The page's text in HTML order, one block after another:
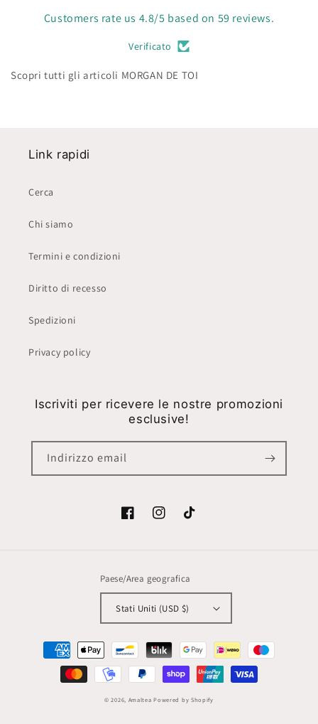
Customers rate us 4.8/5 based on 59 reviews.
Verificato
Scopri tutti gli articoli MORGAN DE TOI
Link rapidi
Cerca
Chi siamo
Termini e condizioni
Diritto di recesso
Spedizioni
Privacy policy
Iscriviti per ricevere le nostre promozioni
esclusive!
Indirizzo email
FacebookInstagramTikTok
Paese/Area geografica
Stati Uniti (USD $)
Metodi
pagamento
© 2026, Amaltea Powered by Shopify